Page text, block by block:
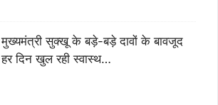
मुख्यमंत्री सुक्खू के बड़े-बड़े दावों के बावजूद
हर दिन खुल रही स्वास्थ…